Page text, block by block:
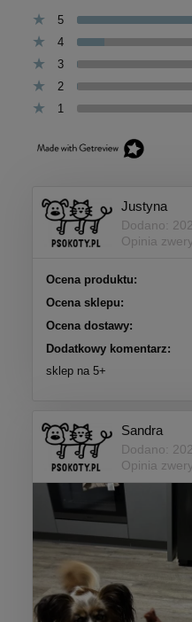
5
4
3
2
1
Justyna
Dodano:
Opinia
Ocena produktu:
Ocena sklepu:
Ocena dostawy:
Dodatkowy komentarz:
sklep na 5+
Sandra
Dodano:
Opinia